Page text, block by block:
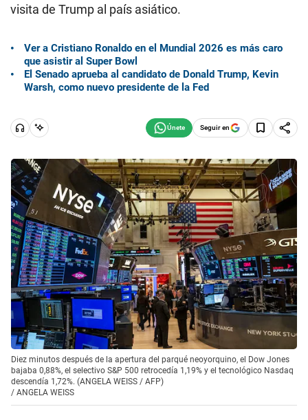
visita de Trump al país asiático.
Ver a Cristiano Ronaldo en el Mundial 2026 es más caro
que asistir al Super Bowl
El Senado aprueba al candidato de Donald Trump, Kevin
Warsh, como nuevo presidente de la Fed
Seguir en
Diez minutos después de la apertura del parqué neoyorquino, el Dow Jones
bajaba 0,88%, el selectivo S&P 500 retrocedía 1,19% y el tecnológico Nasdaq
descendía 1,72%. (ANGELA WEISS / AFP)
/ ANGELA WEISS